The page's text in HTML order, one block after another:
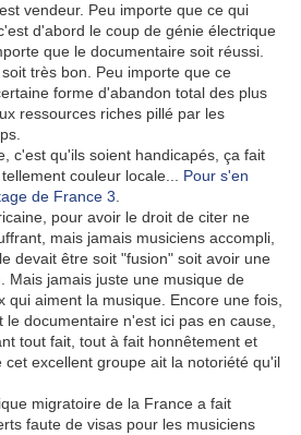
vendeur. Peu importe que ce qui
d'abord le coup de génie électrique
que le documentaire soit réussi.
très bon. Peu importe que ce
forme d'abandon total des plus
ressources riches pillé par les
c'est qu'ils soient handicapés, ça fait
couleur locale... Pour s'en
de France 3
pour avoir le droit de citer ne
mais jamais musiciens accompli,
devait être soit "fusion" soit avoir une
Mais jamais juste une musique de
qui aiment la musique. Encore une fois,
documentaire n'est ici pas en cause,
tout fait, tout à fait honnêtement et
excellent groupe ait la notoriété qu'il
migratoire de la France a fait
faute de visas pour les musiciens